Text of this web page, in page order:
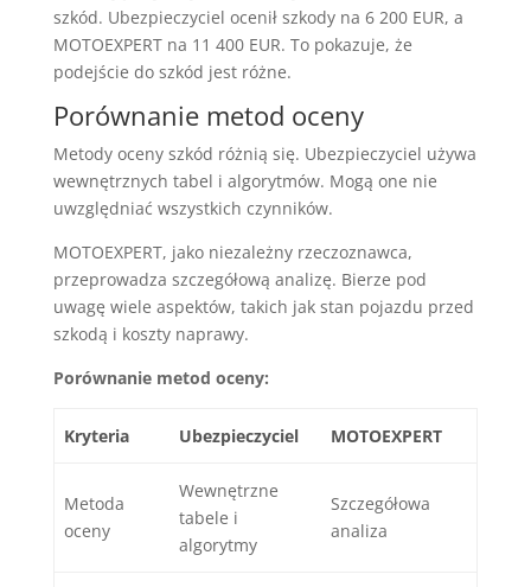
szkód. Ubezpieczyciel ocenił szkody na 6 200 EUR, a
MOTOEXPERT na 11 400 EUR. To pokazuje, że
podejście do szkód jest różne.
Porównanie metod oceny
Metody oceny szkód różnią się. Ubezpieczyciel używa
wewnętrznych tabel i algorytmów. Mogą one nie
uwzględniać wszystkich czynników.
MOTOEXPERT, jako niezależny rzeczoznawca,
przeprowadza szczegółową analizę. Bierze pod
uwagę wiele aspektów, takich jak stan pojazdu przed
szkodą i koszty naprawy.
Porównanie metod oceny:
Kryteria Ubezpieczyciel MOTOEXPERT
Metoda
oceny
Wewnętrzne
tabele i
algorytmy
Szczegółowa
analiza